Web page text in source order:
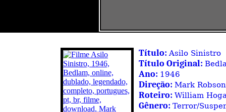
Título:Asilo Sinistro
Título Original:
Ano: 1946
Direção: Mark Robson
Roteiro: William
Gênero: Terror/